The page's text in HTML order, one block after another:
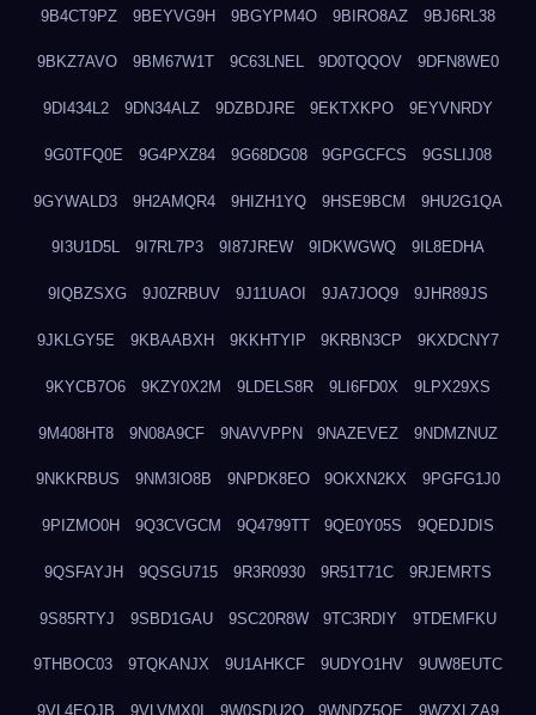
9B4CT9PZ 9BEYVG9H 9BGYPM4O 9BIRO8AZ 9BJ6RL38
9BKZ7AVO 9BM67W1T 9C63LNEL 9D0TQQOV 9DFN8WE0
9DI434L2 9DN34ALZ 9DZBDJRE 9EKTXKPO 9EYVNRDY
9G0TFQ0E 9G4PXZ84 9G68DG08 9GPGCFCS 9GSLIJ08
9GYWALD3 9H2AMQR4 9HIZH1YQ 9HSE9BCM 9HU2G1QA
9I3U1D5L 9I7RL7P3 9I87JREW 9IDKWGWQ 9IL8EDHA
9IQBZSXG 9J0ZRBUV 9J11UAOI 9JA7JOQ9 9JHR89JS
9JKLGY5E 9KBAABXH 9KKHTYIP 9KRBN3CP 9KXDCNY7
9KYCB7O6 9KZY0X2M 9LDELS8R 9LI6FD0X 9LPX29XS
9M408HT8 9N08A9CF 9NAVVPPN 9NAZEVEZ 9NDMZNUZ
9NKKRBUS 9NM3IO8B 9NPDK8EO 9OKXN2KX 9PGFG1J0
9PIZMO0H 9Q3CVGCM 9Q4799TT 9QE0Y05S 9QEDJDIS
9QSFAYJH 9QSGU715 9R3R0930 9R51T71C 9RJEMRTS
9S85RTYJ 9SBD1GAU 9SC20R8W 9TC3RDIY 9TDEMFKU
9THBOC03 9TQKANJX 9U1AHKCF 9UDYO1HV 9UW8EUTC
9VL4EOJB 9VLVMX0I 9W0SDU2O 9WNDZ5OE 9WZXLZA9